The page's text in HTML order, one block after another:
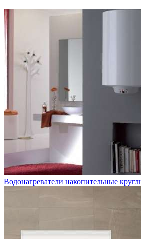
Водонагреватели накопительные